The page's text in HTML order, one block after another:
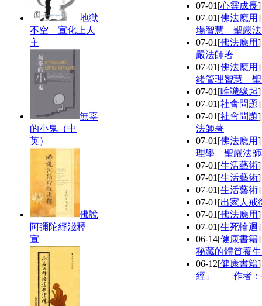
地獄
不空 宣化上人
主
無辜
的小鬼（中
英）
佛說
阿彌陀經淺釋
宣
07-01 [心靈成長
07-01 [佛法應用
場智慧 聖嚴
07-01 [佛法應用
嚴法師著
07-01 [佛法應用
緒管理智慧
07-01 [唯識緣起
07-01 [社會問題
07-01 [社會問題
法師著
07-01 [佛法應用
理學 聖嚴法
07-01 [生活藝術
07-01 [生活藝術
07-01 [生活藝術
07-01 [出家人戒
07-01 [佛法應用
07-01 [生死輪迴
06-14[健康書籍
秘藏的體質養
06-12[健康書籍
經」 作者：